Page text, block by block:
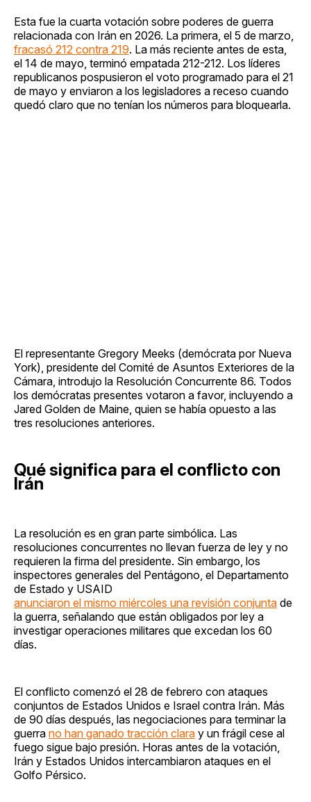
Esta fue la cuarta votación sobre poderes de guerra
relacionada con Irán en 2026. La primera, el 5 de marzo,
fracasó 212 contra 219. La más reciente antes de esta,
el 14 de mayo, terminó empatada 212-212. Los líderes
republicanos pospusieron el voto programado para el 21
de mayo y enviaron a los legisladores a receso cuando
quedó claro que no tenían los números para bloquearla.
El representante Gregory Meeks (demócrata por Nueva
York), presidente del Comité de Asuntos Exteriores de la
Cámara, introdujo la Resolución Concurrente 86. Todos
los demócratas presentes votaron a favor, incluyendo a
Jared Golden de Maine, quien se había opuesto a las
tres resoluciones anteriores.
Qué significa para el conflicto con
Irán
La resolución es en gran parte simbólica. Las
resoluciones concurrentes no llevan fuerza de ley y no
requieren la firma del presidente. Sin embargo, los
inspectores generales del Pentágono, el Departamento
de Estado y USAID
anunciaron el mismo miércoles una revisión conjunta de
la guerra, señalando que están obligados por ley a
investigar operaciones militares que excedan los 60
días.
El conflicto comenzó el 28 de febrero con ataques
conjuntos de Estados Unidos e Israel contra Irán. Más
de 90 días después, las negociaciones para terminar la
guerra no han ganado tracción clara y un frágil cese al
fuego sigue bajo presión. Horas antes de la votación,
Irán y Estados Unidos intercambiaron ataques en el
Golfo Pérsico.